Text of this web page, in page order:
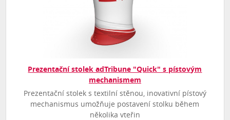
Prezentační stolek adTribune "Quick" s pístovým
mechanismem
Prezentační stolek s textilní stěnou, inovativní pístový
mechanismus umožňuje postavení stolku během
několika vteřin